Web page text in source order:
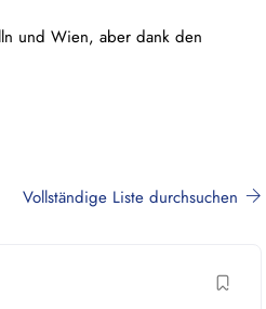
und Wien, aber dank den
Vollständige Liste durchsuchen